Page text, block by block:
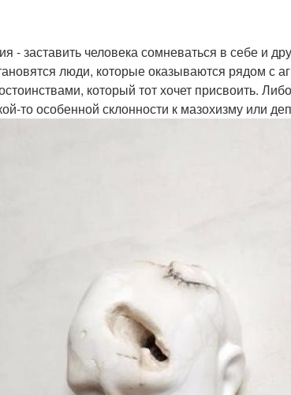
- заставить человека сомневаться в себе и
люди, которые оказываются рядом с
который тот хочет присвоить.
то особенной склонности к мазохизму или